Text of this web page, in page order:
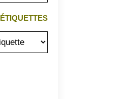
ÉTIQUETTES